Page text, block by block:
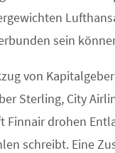
sein
von
Sterling, City
Finnair drohen
schreibt. Eine